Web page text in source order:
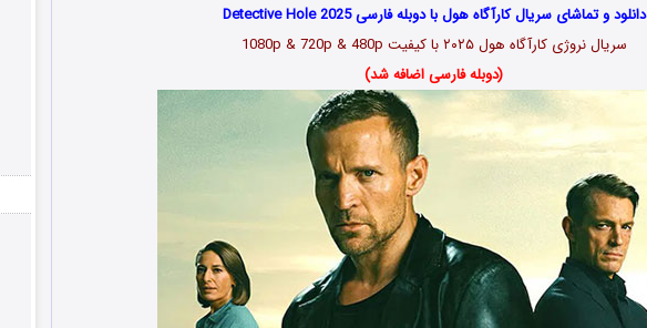
دانلود و تماشای سریال کارآگاه هول با دوبله فارسی Detective Hole 2025
سریال نروژی کارآگاه هول ۲۰۲۵ با کیفیت 1080p & 720p & 480p
(دوبله فارسی اضافه شد)